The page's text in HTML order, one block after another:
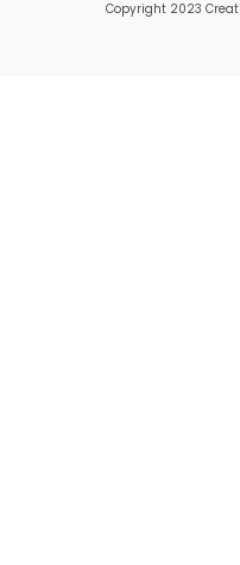
Copyright 2023